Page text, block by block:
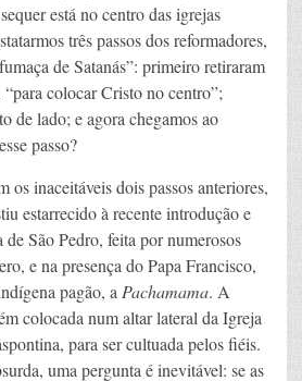
está no centro das igrejas
três passos dos reformadores,
de Satanás”: primeiro retiraram
“para colocar Cristo no centro”;
de lado; e agora chegamos ao
passo?
os inaceitáveis dois passos anteriores,
estarrecido à recente introdução e
São Pedro, feita por numerosos
e na presença do Papa Francisco,
pagão, a Pachamama. A
colocada num altar lateral da Igreja
para ser cultuada pelos fiéis.
uma pergunta é inevitável: se as